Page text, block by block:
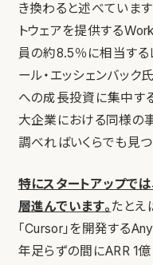
き換わると述べています
トウェアを提供する
員の約8.5％に相当する
ール・エッシェンバック
への成長投資に集中す
大企業における同様の
調べればいくらでも見つ
特にスタートアップで
層進んでいます。 たとえ
「Cursor」を開発する
年足らずの間にARR 1億